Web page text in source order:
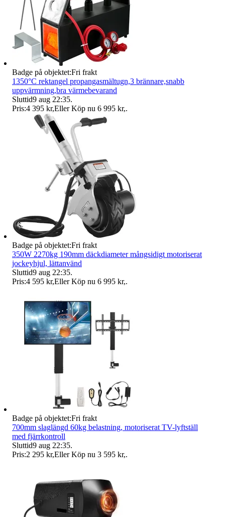
Badge på objektet:Fri frakt
1350°C rektangel propangasmältugn,3 brännare,snabb
uppvärmning,bra värmebevarand
Sluttid9 aug 22:35.
Pris:4 395 kr,Eller Köp nu 6 995 kr,.
Badge på objektet:Fri frakt
350W 2270kg 190mm däckdiameter mångsidigt motoriserat
jockeyhjul, lättanvänd
Sluttid9 aug 22:35.
Pris:4 595 kr,Eller Köp nu 6 995 kr,.
Badge på objektet:Fri frakt
700mm slaglängd 60kg belastning, motoriserat TV-lyftställ
med fjärrkontroll
Sluttid9 aug 22:35.
Pris:2 295 kr,Eller Köp nu 3 595 kr,.